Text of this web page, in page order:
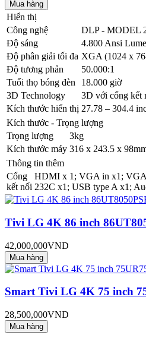
Hiển thị
Công nghệ
DLP - MODEL
Độ sáng
4.800 Ansi
Độ phân giải tối đa XGA (1024 x
Độ tương phản
50.000:1
Tuổi thọ bóng đèn
18.000 giờ
3D Technology
3D với cổng
Kích thước hiển thị 27.78 – 304.4
Kích thước - Trọng lượng
Trọng lượng
3kg
Kích thước máy 316 x 243.5 x
Thông tin thêm
Cổng
kết nối
HDMI x 1; VGA in x1; VGA
232C x1; USB type A x1;
Tivi LG 4K 86 inch
42,000,000VND
Smart Tivi LG 4K 75 inch
28,500,000VND